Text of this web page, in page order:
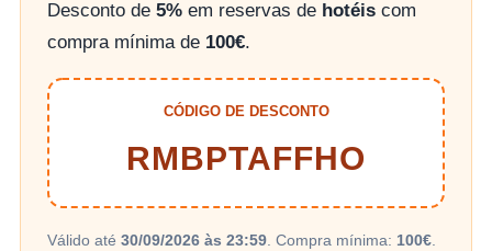
Desconto de 5% em reservas de hotéis com
compra mínima de 100€.
CÓDIGO DE DESCONTO
RMBPTAFFHO
Válido até 30/09/2026 às 23:59. Compra mínima: 100€.